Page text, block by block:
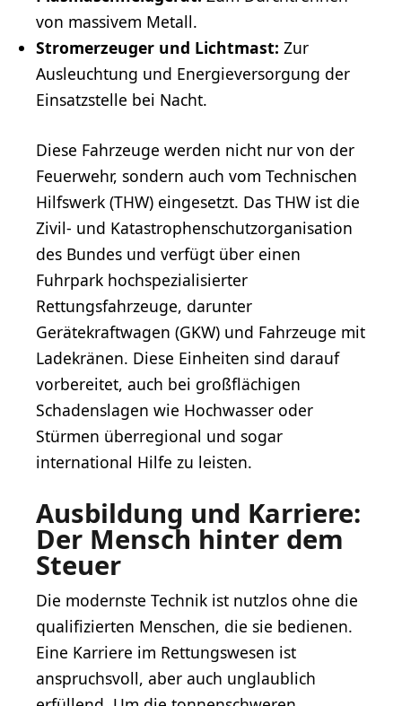
von massivem Metall.
Stromerzeuger und Lichtmast: Zur
Ausleuchtung und Energieversorgung der
Einsatzstelle bei Nacht.
Diese Fahrzeuge werden nicht nur von der
Feuerwehr, sondern auch vom Technischen
Hilfswerk (THW) eingesetzt. Das THW ist die
Zivil- und Katastrophenschutzorganisation
des Bundes und verfügt über einen
Fuhrpark hochspezialisierter
Rettungsfahrzeuge, darunter
Gerätekraftwagen (GKW) und Fahrzeuge mit
Ladekränen. Diese Einheiten sind darauf
vorbereitet, auch bei großflächigen
Schadenslagen wie Hochwasser oder
Stürmen überregional und sogar
international Hilfe zu leisten.
Ausbildung und Karriere:
Der Mensch hinter dem
Steuer
Die modernste Technik ist nutzlos ohne die
qualifizierten Menschen, die sie bedienen.
Eine Karriere im Rettungswesen ist
anspruchsvoll, aber auch unglaublich